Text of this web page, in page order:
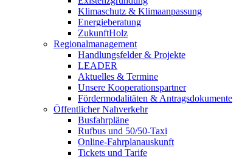
Klimaschutz & Klimaanpassung
Energieberatung
ZukunftHolz
Regionalmanagement
Handlungsfelder & Projekte
LEADER
Aktuelles & Termine
Unsere Kooperationspartner
Fördermodalitäten & Antragsdokumente
Öffentlicher Nahverkehr
Busfahrpläne
Rufbus und 50/50-Taxi
Online-Fahrplanauskunft
Tickets und Tarife